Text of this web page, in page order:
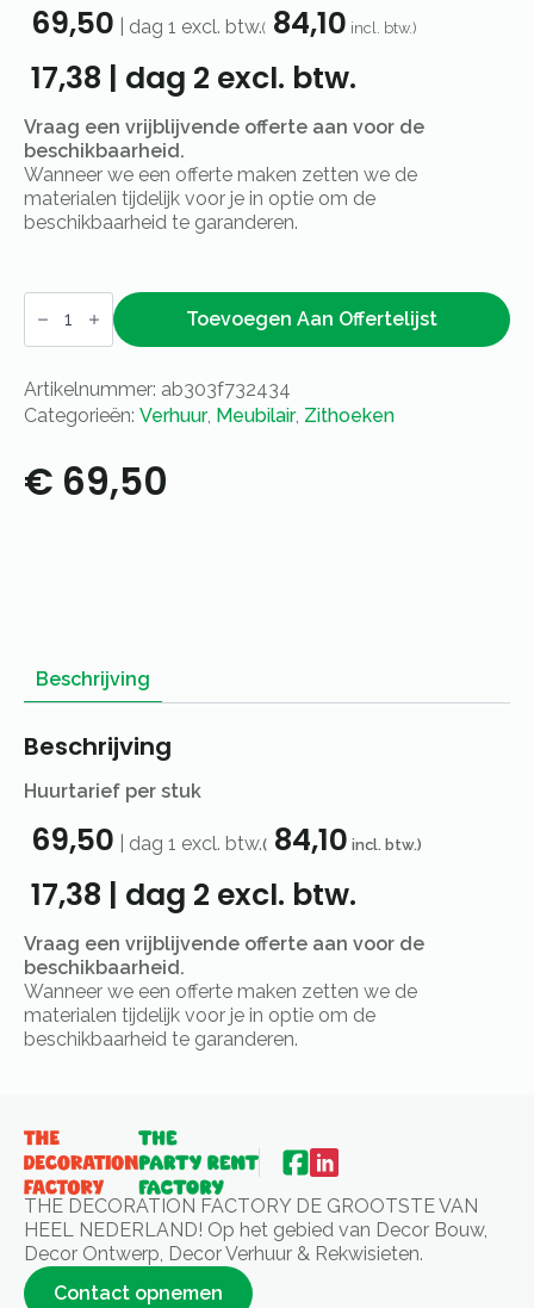
69,50 dag 1 excl. btw.( 84,10 incl. btw.)
17,38 | dag 2 excl. btw.
Vraag een vrijblijvende offerte aan voor de
beschikbaarheid.
Wanneer we een offerte maken zetten we de
materialen tijdelijk voor je in optie om de
beschikbaarheid te garanderen.
Set
steigerhout
Toevoegen Aan Offertelijst
Artikelnummer: ab303f732434
Categorieën: Verhuur, Meubilair, Zithoeken
€ 69,50
Beschrijving
Beschrijving
Huurtarief per stuk
69,50 dag 1 excl. btw.( 84,10 incl. btw.)
17,38 | dag 2 excl. btw.
Vraag een vrijblijvende offerte aan voor de
beschikbaarheid.
Wanneer we een offerte maken zetten we de
materialen tijdelijk voor je in optie om de
beschikbaarheid te garanderen.
THE DECORATION FACTORY DE GROOTSTE VAN
HEEL NEDERLAND! Op het gebied van Decor Bouw,
Decor Ontwerp, Decor Verhuur & Rekwisieten.
Contact opnemen